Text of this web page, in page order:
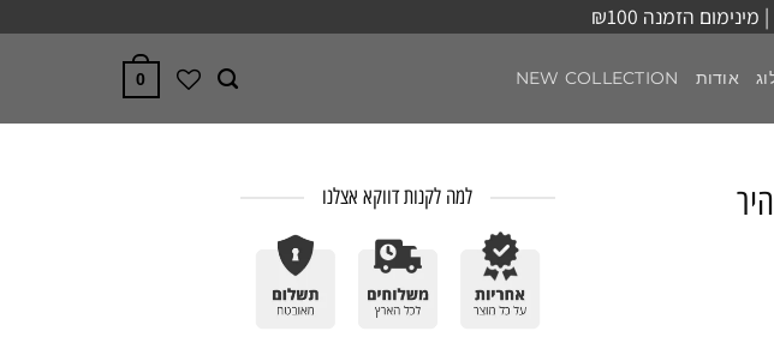
אודות NEW COLLECTION
0
למה לקנות דווקא אצלנו